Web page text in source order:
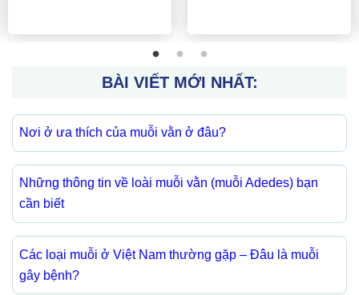
BÀI VIẾT MỚI NHẤT:
Nơi ở ưa thích của muỗi vằn ở đâu?
Những thông tin về loài muỗi vằn (muỗi Adedes) bạn
cần biết
Các loại muỗi ở Việt Nam thường gặp – Đâu là muỗi
gây bệnh?